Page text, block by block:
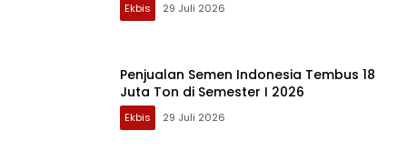
Ekbis 29 Juli 2026
Penjualan Semen Indonesia Tembus 18
Juta Ton di Semester I 2026
Ekbis 29 Juli 2026